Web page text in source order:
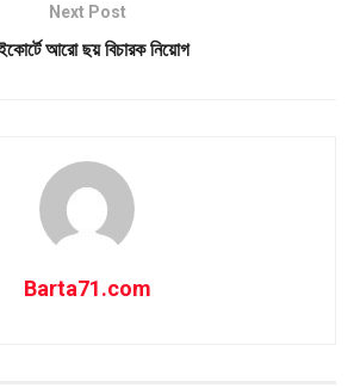
Next Post
আরো ছয় বিচারক নিয়োগ
Barta71.com